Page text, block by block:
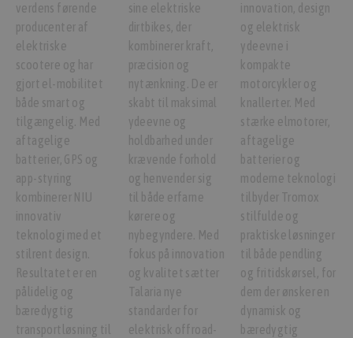
verdens førende
producenter af
elektriske
scootere og har
gjort el-mobilitet
både smart og
tilgængelig. Med
aftagelige
batterier, GPS og
app-styring
kombinerer NIU
innovativ
teknologi med et
stilrent design.
Resultatet er en
pålidelig og
bæredygtig
transportløsning til
sine elektriske
dirtbikes, der
kombinerer kraft,
præcision og
nytænkning. De er
skabt til maksimal
ydeevne og
holdbarhed under
krævende forhold
og henvender sig
til både erfarne
kørere og
nybegyndere. Med
fokus på innovation
og kvalitet sætter
Talaria nye
standarder for
elektrisk offroad-
innovation, design
og elektrisk
ydeevne i
kompakte
motorcykler og
knallerter. Med
stærke elmotorer,
aftagelige
batterier og
moderne teknologi
tilbyder Tromox
stilfulde og
praktiske løsninger
til både pendling
og fritidskørsel, for
dem der ønsker en
dynamisk og
bæredygtig